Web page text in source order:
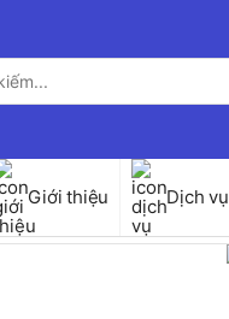
Giới thiệu Dịch vụ